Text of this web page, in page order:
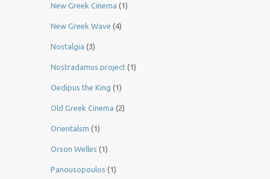
New Greek Cinema (1)
New Greek Wave (4)
Nostalgia (3)
Nostradamus project (1)
Oedipus the King (1)
Old Greek Cinema (2)
Orientalsm (1)
Orson Welles (1)
Panousopoulos (1)